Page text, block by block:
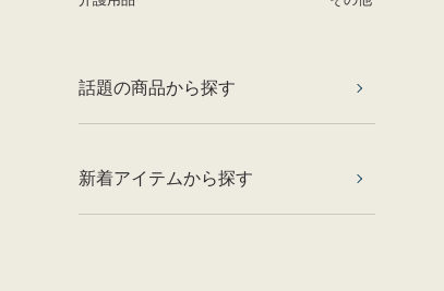
話題の商品から探す
新着アイテムから探す